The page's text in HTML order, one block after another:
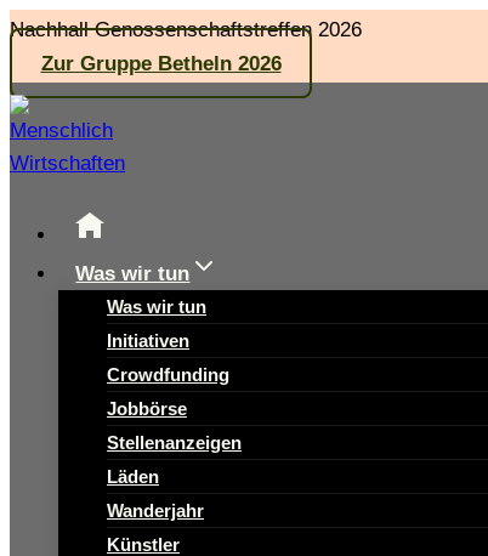
Zum
Inhalt
springen
Nachhall Genossenschaftstreffen 2026
Zur Gruppe Betheln 2026
Was wir tun
Was wir tun
Initiativen
Crowdfunding
Jobbörse
Stellenanzeigen
Läden
Wanderjahr
Künstler